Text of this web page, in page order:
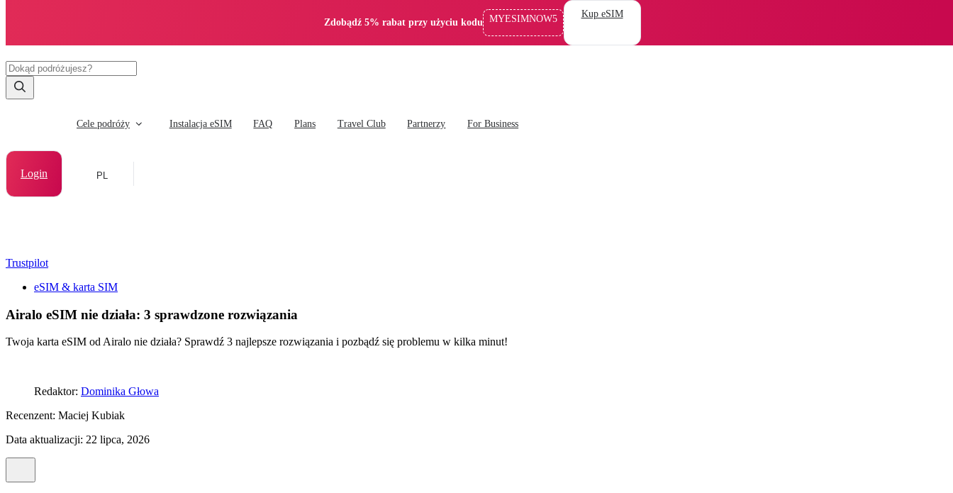
Zdobądź 5% rabat przy użyciu kodu MYESIMNOW5 Kup eSIM
Cele podróży Instalacja eSIM FAQ Plans Travel Club Partnerzy For Business
Login PL
Trustpilot
eSIM & karta SIM
Airalo eSIM nie działa: 3 sprawdzone rozwiązania
Twoja karta eSIM od Airalo nie działa? Sprawdź 3 najlepsze rozwiązania i pozbądź się problemu w kilka minut!
Redaktor: Dominika Głowa
Recenzent: Maciej Kubiak
Data aktualizacji: 22 lipca, 2026